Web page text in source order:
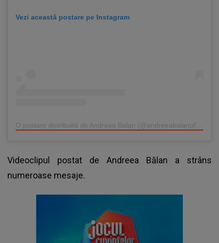
Vezi această postare pe Instagram
Videoclipul postat de Andreea Bălan a strâns
numeroase mesaje.